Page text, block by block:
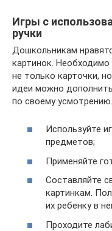
Игры с
ручки
Дошкольникам
картинок.
не только карточки,
идеи можно
по своему усмотрению.
Используйте
предметов;
Применяйте
Составляйте
картинкам.
их ребенку в
Проходите